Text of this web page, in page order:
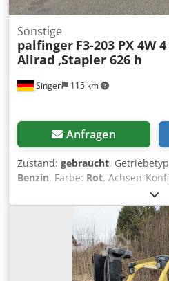
Singen 115 km
Sonstige
palfinger F3-203 PX 4W
Allrad ,Stapler 626 h
Anfragen
Zustand: gebraucht,
Benzin, Farbe: Rot, Achsen-
,
Sonstige, Baujahr:2020,
Sonstige,
Allradantrieb, Allrad, inkl. Mwst.